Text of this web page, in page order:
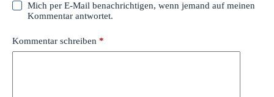
Mich per E-Mail benachrichtigen, wenn jemand auf meinen
Kommentar antwortet.
Kommentar schreiben *